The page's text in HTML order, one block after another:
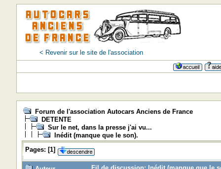
< Revenir sur le site de l'association
Forum de l'association Autocars Anciens de France
DETENTE
Sur le net, dans la presse j'ai vu...
Inédit (manque que le son).
Pages: [1]